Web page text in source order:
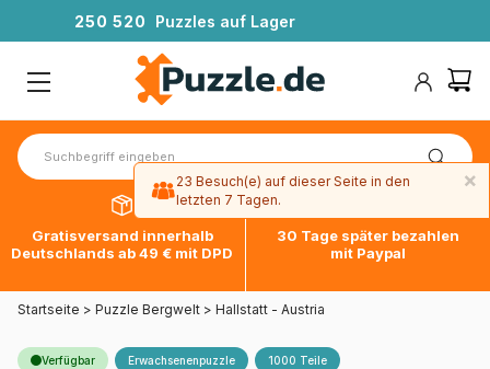
250 520 Puzzles auf Lager
Gratisversand innerhalb
Deutschlands ab 49 € mit DPD
30 Tage später bezahlen
mit Paypal
Startseite > Puzzle Bergwelt > Hallstatt - Austria
Verfügbar Erwachsenenpuzzle 1000 Teile
×
23 Besuch(e) auf dieser Seite in den
letzten 7 Tagen.